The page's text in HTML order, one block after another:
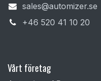
sales@automizer.se
+4​6 520 41 10 20​
Vårt företag